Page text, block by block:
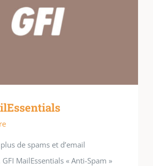
de spams et d’email
MailEssentials « Anti-Spam »